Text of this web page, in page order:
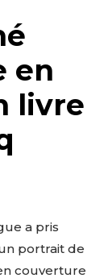
en
livre
a pris
portrait de
couverture